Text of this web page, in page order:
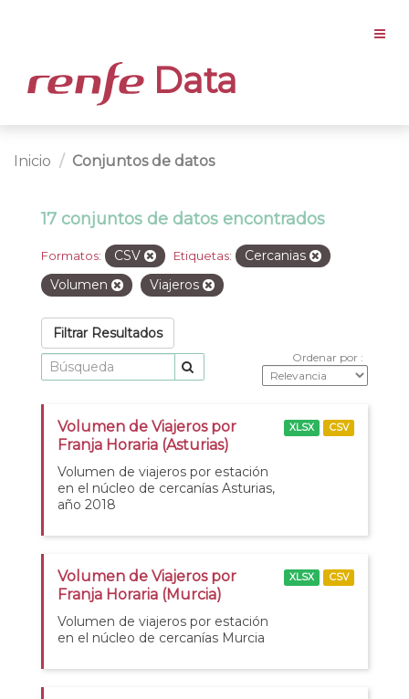
Data
Inicio Conjuntos de datos
17 conjuntos de datos encontrados
Formatos: CSV Etiquetas:
Cercanias
Volumen
Viajeros
Filtrar Resultados
Ordenar por
Volumen de Viajeros por
Franja Horaria (Asturias)
Volumen de viajeros por estación
en el núcleo de cercanías Asturias,
año 2018
XLSX CSV
Volumen de Viajeros por
Franja Horaria (Murcia)
Volumen de viajeros por estación
en el núcleo de cercanías Murcia
XLSX CSV